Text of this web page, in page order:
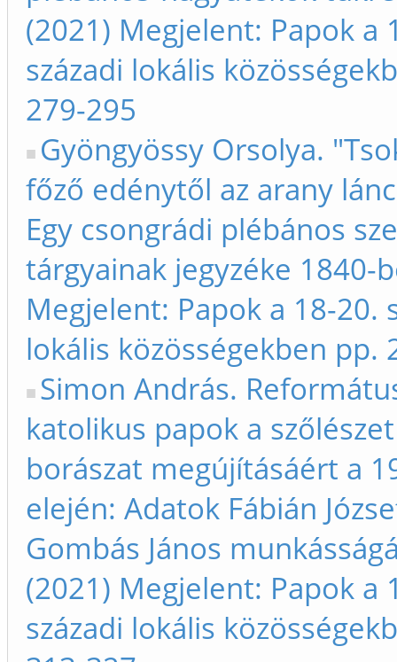
(2021) Megjelent: Papok a
századi lokális
279-295
Gyöngyössy Orsolya.
főző edénytől az arany
Egy csongrádi plébános
tárgyainak jegyzéke 1840-
Megjelent: Papok a 18-20.
lokális közösségekben pp.
Simon András.
katolikus papok a
borászat megújításáért a
elején: Adatok Fábián
Gombás János
(2021) Megjelent: Papok a
századi lokális